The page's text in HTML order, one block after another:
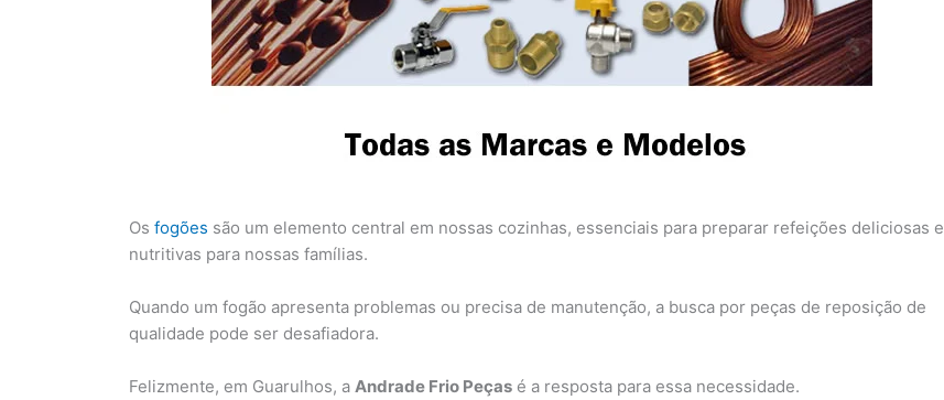
Os fogões são um elemento central em nossas cozinhas, essenciais para preparar refeições deliciosas e
nutritivas para nossas famílias.
Quando um fogão apresenta problemas ou precisa de manutenção, a busca por peças de reposição de
qualidade pode ser desafiadora.
Felizmente, em Guarulhos, a Andrade Frio Peças é a resposta para essa necessidade.